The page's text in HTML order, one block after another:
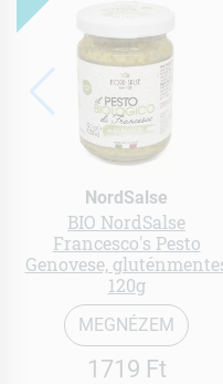
NordSalse
BIO NordSalse
Francesco's Pesto
Genovese,
120g
MEGNÉZEM
1719 Ft